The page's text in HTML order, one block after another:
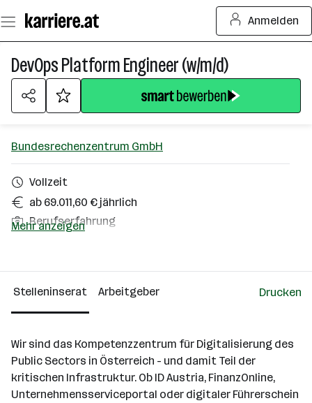
Seiteninhalt
springen
Anmelden
DevOps Platform Engineer (w/m/d)
Bundesrechenzentrum GmbH
Vollzeit
ab 69.011,60 € jährlich
Berufserfahrung
Wien
Mehr anzeigen
Stelleninserat Arbeitgeber Drucken
Wir sind das Kompetenzzentrum für Digitalisierung des
Public Sectors in Österreich - und damit Teil der
kritischen Infrastruktur. Ob ID Austria, FinanzOnline,
Unternehmensserviceportal oder digitaler Führerschein